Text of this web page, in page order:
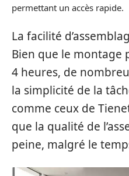
permettant un accès rapide.
La facilité
Bien que le montage
4 heures, de
la simplicité de la
comme ceux de
que la qualité de
peine, malgré le